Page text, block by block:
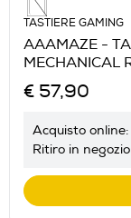
TASTIERE GAMING
AAAMAZE -
MECHANICAL
€ 57,90
Acquisto online:
Ritiro in